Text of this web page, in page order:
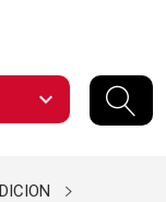
expand_more